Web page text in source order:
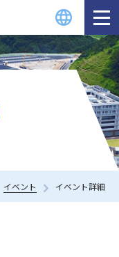
イベント イベント詳細